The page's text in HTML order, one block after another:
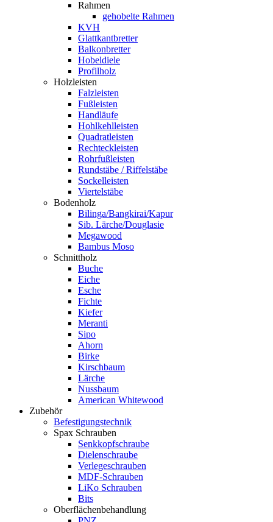
Rahmen
gehobelte Rahmen
KVH
Glattkantbretter
Balkonbretter
Hobeldiele
Profilholz
Holzleisten
Falzleisten
Fußleisten
Handläufe
Hohlkehlleisten
Quadratleisten
Rechteckleisten
Rohrfußleisten
Rundstäbe / Riffelstäbe
Sockelleisten
Viertelstäbe
Bodenholz
Bilinga/Bangkirai/Kapur
Sib. Lärche/Douglasie
Megawood
Bambus Moso
Schnittholz
Buche
Eiche
Esche
Fichte
Kiefer
Meranti
Sipo
Ahorn
Birke
Kirschbaum
Lärche
Nussbaum
American Whitewood
Zubehör
Befestigungstechnik
Spax Schrauben
Senkkopfschraube
Dielenschraube
Verlegeschrauben
MDF-Schrauben
LiKo Schrauben
Bits
Oberflächenbehandlung